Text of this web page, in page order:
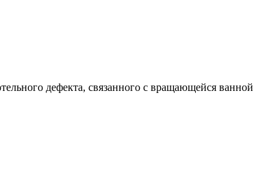
дефекта, связанного с вращающейся